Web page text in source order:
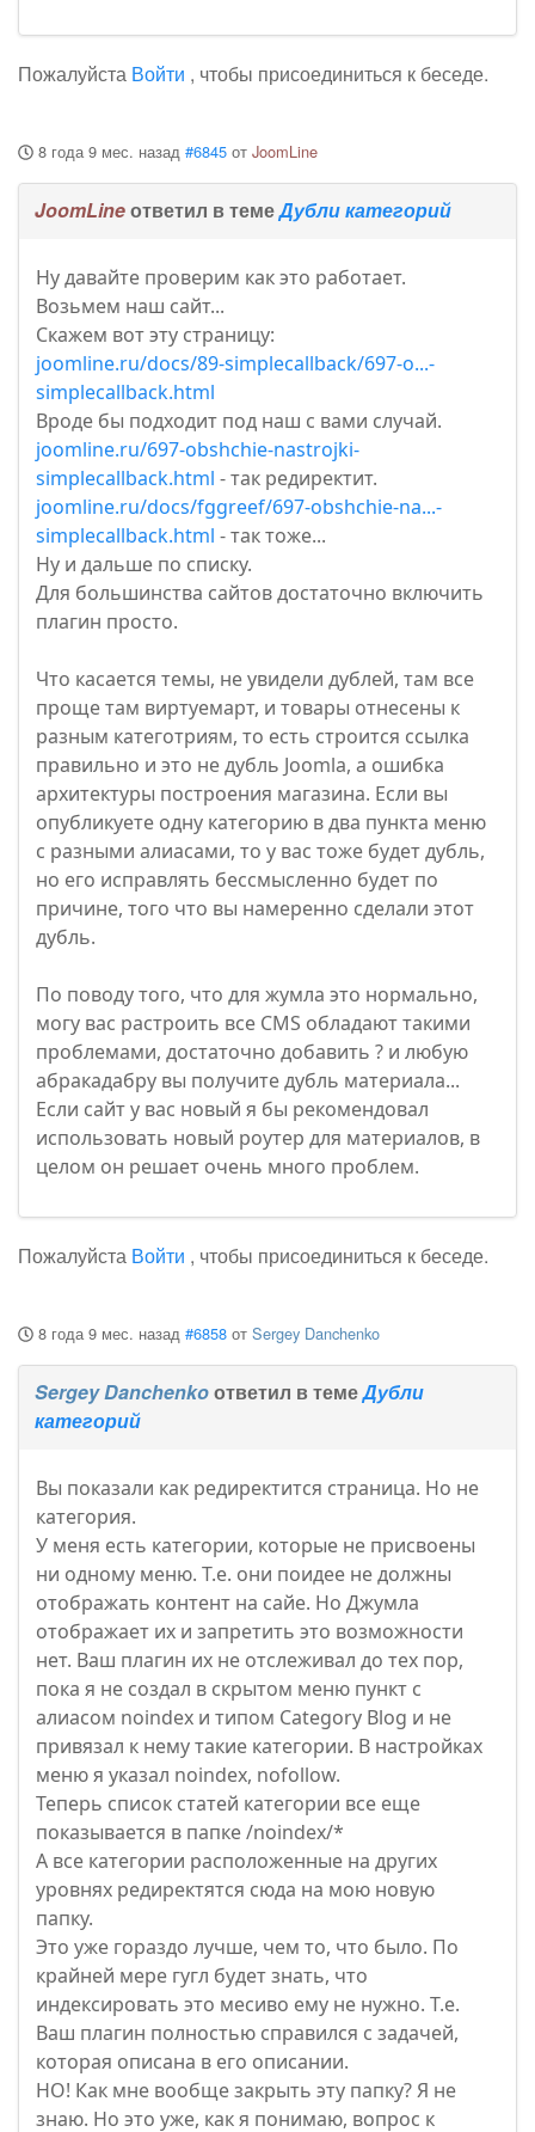
Пожалуйста Войти , чтобы присоединиться к беседе.
8 года 9 мес. назад #6845 от JoomLine
JoomLineответил в темеДубли категорий
Ну давайте проверим как это работает.
Возьмем наш сайт...
Скажем вот эту страницу:
joomline.ru/docs/89-simplecallback/697-o...-
simplecallback.html
Вроде бы подходит под наш с вами случай.
joomline.ru/697-obshchie-nastrojki-
simplecallback.html - так редиректит.
joomline.ru/docs/fggreef/697-obshchie-na...-
simplecallback.html - так тоже...
Ну и дальше по списку.
Для большинства сайтов достаточно включить
плагин просто.
Что касается темы, не увидели дублей, там все
проще там виртуемарт, и товары отнесены к
разным категотриям, то есть строится ссылка
правильно и это не дубль Joomla, а ошибка
архитектуры построения магазина. Если вы
опубликуете одну категорию в два пункта меню
с разными алиасами, то у вас тоже будет дубль,
но его исправлять бессмысленно будет по
причине, того что вы намеренно сделали этот
дубль.
По поводу того, что для жумла это нормально,
могу вас растроить все CMS обладают такими
проблемами, достаточно добавить ? и любую
абракадабру вы получите дубль материала...
Если сайт у вас новый я бы рекомендовал
использовать новый роутер для материалов, в
целом он решает очень много проблем.
Пожалуйста Войти , чтобы присоединиться к беседе.
8 года 9 мес. назад #6858 от Sergey Danchenko
Sergey Danchenkoответил в темеДубли
категорий
Вы показали как редиректится страница. Но не
категория.
У меня есть категории, которые не присвоены
ни одному меню. Т.е. они поидее не должны
отображать контент на сайе. Но Джумла
отображает их и запретить это возможности
нет. Ваш плагин их не отслеживал до тех пор,
пока я не создал в скрытом меню пункт с
алиасом noindex и типом Category Blog и не
привязал к нему такие категории. В настройках
меню я указал noindex, nofollow.
Теперь список статей категории все еще
показывается в папке /noindex/*
А все категории расположенные на других
уровнях редиректятся сюда на мою новую
папку.
Это уже гораздо лучше, чем то, что было. По
крайней мере гугл будет знать, что
индексировать это месиво ему не нужно. Т.е.
Ваш плагин полностью справился с задачей,
которая описана в его описании.
НО! Как мне вообще закрыть эту папку? Я не
знаю. Но это уже, как я понимаю, вопрос к